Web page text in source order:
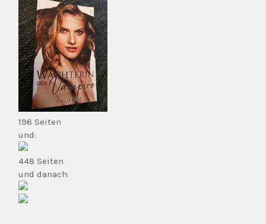
196 Seiten
und:
448 Seiten
und danach: